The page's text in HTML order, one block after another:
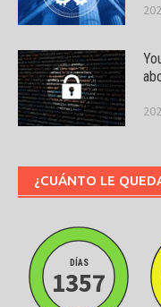
¿CUÁNTO LE
DÍAS
1357